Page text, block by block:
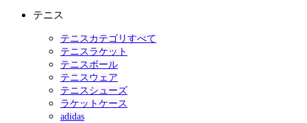
テニス
テニスカテゴリすべて
テニスラケット
テニスボール
テニスウェア
テニスシューズ
ラケットケース
adidas